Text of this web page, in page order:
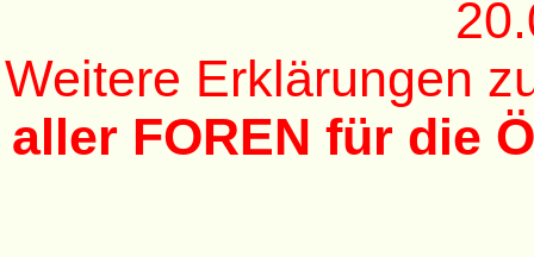
Weitere Erklärungen
aller FOREN für die